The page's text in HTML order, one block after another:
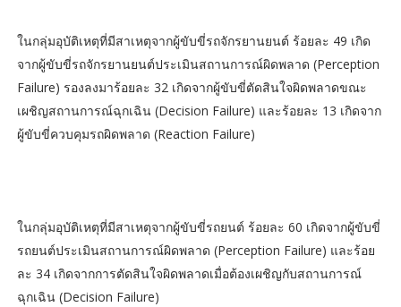
ในกลุ่มอุบัติเหตุที่มีสาเหตุจากผู้ขับขี่รถจักรยานยนต์ ร้อยละ 49 เกิด
จากผู้ขับขี่รถจักรยานยนต์ประเมินสถานการณ์ผิดพลาด (Perception
Failure) รองลงมาร้อยละ 32 เกิดจากผู้ขับขี่ตัดสินใจผิดพลาดขณะ
เผชิญสถานการณ์ฉุกเฉิน (Decision Failure) และร้อยละ 13 เกิดจาก
ผู้ขับขี่ควบคุมรถผิดพลาด (Reaction Failure)
ในกลุ่มอุบัติเหตุที่มีสาเหตุจากผู้ขับขี่รถยนต์ ร้อยละ 60 เกิดจากผู้ขับขี่
รถยนต์ประเมินสถานการณ์ผิดพลาด (Perception Failure) และร้อย
ละ 34 เกิดจากการตัดสินใจผิดพลาดเมื่อต้องเผชิญกับสถานการณ์
ฉุกเฉิน (Decision Failure)